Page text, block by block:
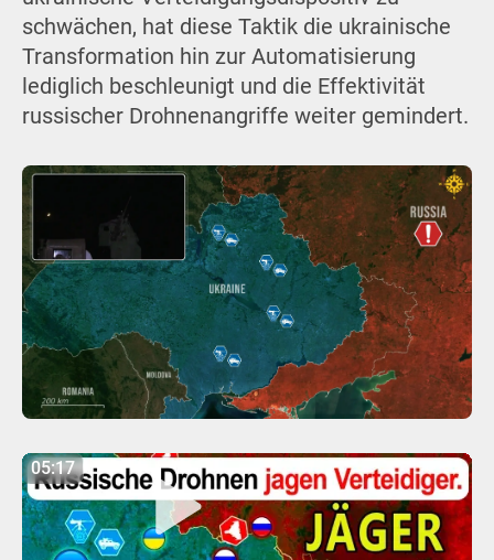
schwächen, hat diese Taktik die ukrainische
Transformation hin zur Automatisierung
lediglich beschleunigt und die Effektivität
russischer Drohnenangriffe weiter gemindert.
05:17